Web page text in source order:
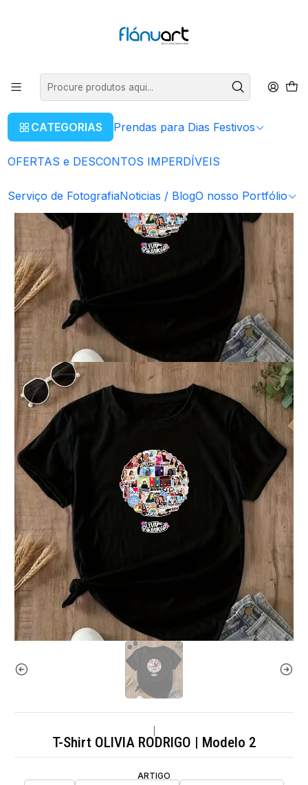
CATEGORIAS Prendas para Dias Festivos
OFERTAS e DESCONTOS IMPERDÍVEIS
Serviço de FotografiaNoticias / BlogO nosso Portfólio
T-shirt e Sweatshirt T-Shirt OLIVIA RODRIGO | Modelo 2
T-Shirt OLIVIA RODRIGO | Modelo 2
ARTIGO